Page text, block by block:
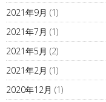
2021年9月 (1)
2021年7月 (1)
2021年5月 (2)
2021年2月 (1)
2020年12月 (1)